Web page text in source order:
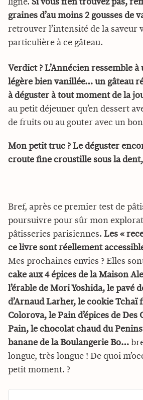
ligne. Si vous n’en trouvez pas,
graines d’au moins 2 gousses de
retrouver l’intensité de la saveur
particulière à ce gâteau.
Verdict ? L’Annécien ressemble
légère bien vanillée… un gâteau
à déguster à tout moment de la
au petit déjeuner qu’en dessert
de fruits ou au gouter avec un
Mon petit truc ? Le déguster
croute fine croustille sous la
Bref, après ce premier test de
poursuivre pour sûr mon
pâtisseries parisiennes. Les «
ce livre sont réellement
Mes prochaines envies ? Elles
cake aux 4 épices de la Maison
l’érable de Mori Yoshida, le pavé
d’Arnaud Larher, le cookie Tchaï
Colorova, le Pain d’épices de Des
Pain, le chocolat chaud du
banane de la Boulangerie Bo…
longue, très longue ! De quoi
petit moment. ?